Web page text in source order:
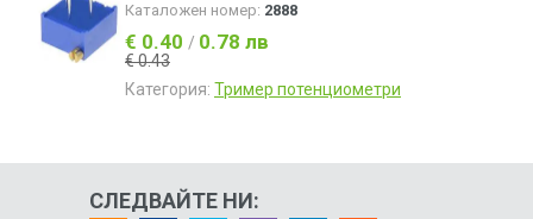
Каталожен номер: 2888
€ 0.40 / 0.78 лв
€ 0.43
Категория: Тример потенциометри
СЛЕДВАЙТЕ НИ: